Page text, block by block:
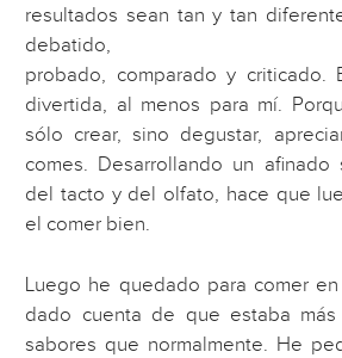
resultados sean tan y tan
debatido,
probado, comparado y criticado.
divertida, al menos para mí.
sólo crear, sino degustar,
comes. Desarrollando un
del tacto y del olfato, hace que
el comer bien.
Luego he quedado para comer
dado cuenta de que estaba
sabores que normalmente. He